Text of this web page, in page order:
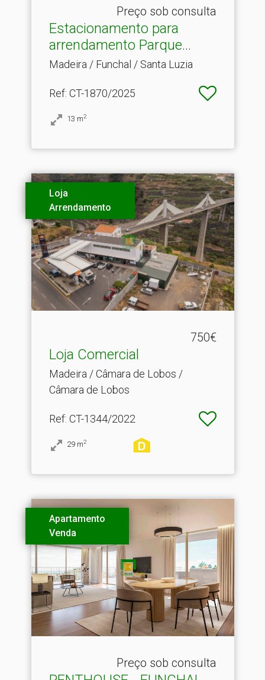
Preço sob consulta
Estacionamento para
arrendamento Parque
Santa.​..
Madeira / Funchal / Santa Luzia
Ref: CT-1870/2025
13 m2
Loja
Arrendamento
750€
Loja Comercial
Madeira / Câmara de Lobos /
Câmara de Lobos
Ref: CT-1344/2022
29 m2
Apartamento
Venda
Preço sob consulta